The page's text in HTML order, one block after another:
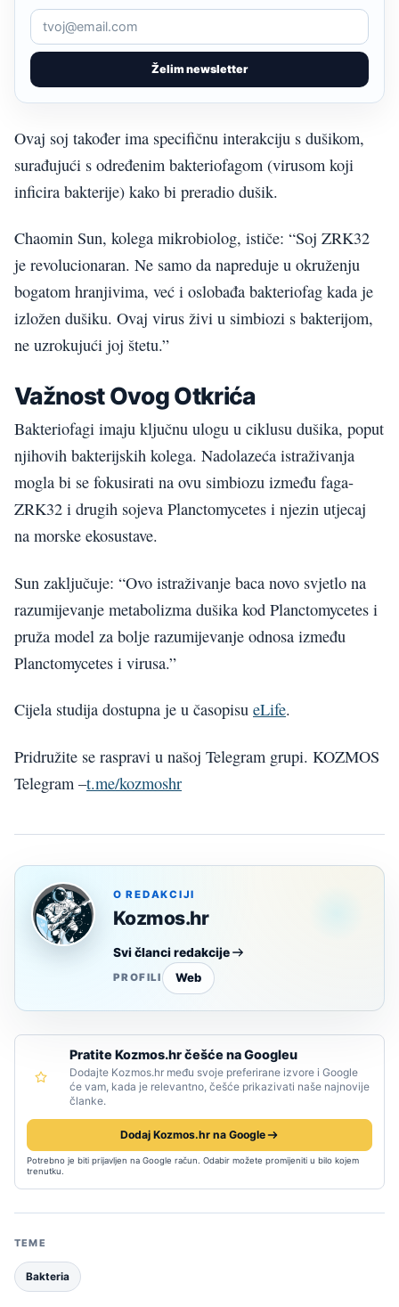
Želim newsletter
Ovaj soj također ima specifičnu interakciju s dušikom,
surađujući s određenim bakteriofagom (virusom koji
inficira bakterije) kako bi preradio dušik.
Chaomin Sun, kolega mikrobiolog, ističe: “Soj ZRK32
je revolucionaran. Ne samo da napreduje u okruženju
bogatom hranjivima, već i oslobađa bakteriofag kada je
izložen dušiku. Ovaj virus živi u simbiozi s bakterijom,
ne uzrokujući joj štetu.”
Važnost Ovog Otkrića
Bakteriofagi imaju ključnu ulogu u ciklusu dušika, poput
njihovih bakterijskih kolega. Nadolazeća istraživanja
mogla bi se fokusirati na ovu simbiozu između faga-
ZRK32 i drugih sojeva Planctomycetes i njezin utjecaj
na morske ekosustave.
Sun zaključuje: “Ovo istraživanje baca novo svjetlo na
razumijevanje metabolizma dušika kod Planctomycetes i
pruža model za bolje razumijevanje odnosa između
Planctomycetes i virusa.”
Cijela studija dostupna je u časopisu eLife.
Pridružite se raspravi u našoj Telegram grupi. KOZMOS
Telegram –t.me/kozmoshr
O REDAKCIJI
Kozmos.hr
Svi članci redakcije
PROFILI Web
Pratite Kozmos.hr češće na Googleu
Dodajte Kozmos.hr među svoje preferirane izvore i Google
će vam, kada je relevantno, češće prikazivati naše najnovije
članke.
Dodaj Kozmos.hr na Google
Potrebno je biti prijavljen na Google račun. Odabir možete promijeniti u bilo kojem
trenutku.
TEME
Bakteria